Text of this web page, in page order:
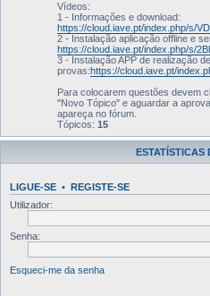
Vídeos:
1 - Informações e download:
https://cloud.iave.pt/index.php/s/
2 - Instalação aplicação offline e
https://cloud.iave.pt/index.php/s/
3 - Instalação APP de realização de
provas:https://cloud.iave.pt/
Para colocarem questões devem
"Novo Tópico" e aguardar a
apareça no fórum.
Tópicos: 15
ESTATÍSTICAS
LIGUE-SE • REGISTE-SE
Utilizador:
Senha:
Esqueci-me da senha